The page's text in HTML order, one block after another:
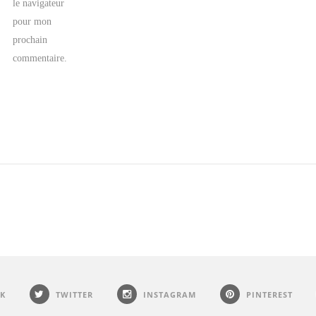
le navigateur
pour mon
prochain
commentaire.
TWITTER INSTAGRAM PINTEREST